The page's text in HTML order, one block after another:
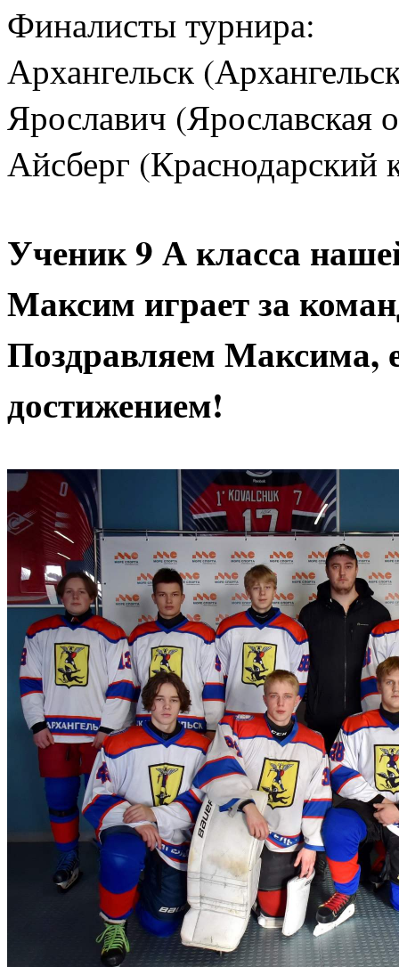
Финалисты турнира:
Архангельск
Ярославич (Ярославская
Айсберг (Краснодарский
Ученик 9 А класса
Максим играет за
Поздравляем Максима,
достижением!